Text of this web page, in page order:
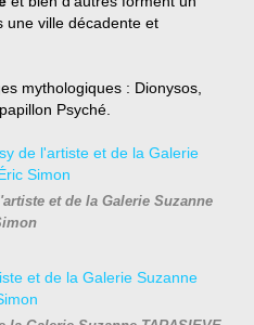
une ville décadente et
mythologiques : Dionysos,
Psyché.
et de la Galerie Suzanne